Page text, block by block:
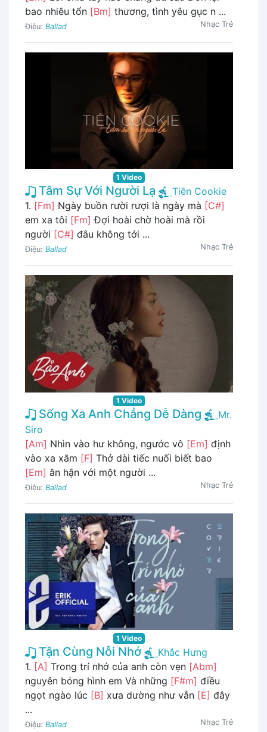
bao nhiêu tổn [Bm] thương, tình yêu gục n ...
Điệu: Ballad Nhạc Trẻ
1 Video
Tâm Sự Với Người Lạ
Tiên Cookie
1. [Fm] Ngày buồn rười rượi là ngày mà [C#]
em xa tôi [Fm] Đợi hoài chờ hoài mà rồi
người [C#] đâu không tới ...
Điệu: Ballad Nhạc Trẻ
1 Video
Sống Xa Anh Chẳng Dễ Dàng
Mr.
Siro
[Am] Nhìn vào hư không, ngước vô [Em] định
vào xa xăm [F] Thở dài tiếc nuối biết bao
[Em] ân hận với một người ...
Điệu: Ballad Nhạc Trẻ
1 Video
Tận Cùng Nỗi Nhớ
Khắc Hưng
1. [A] Trong trí nhớ của anh còn vẹn [Abm]
nguyên bóng hình em Và những [F#m] điều
ngọt ngào lúc [B] xưa dường như vẫn [E] đây
...
Điệu: Ballad Nhạc Trẻ